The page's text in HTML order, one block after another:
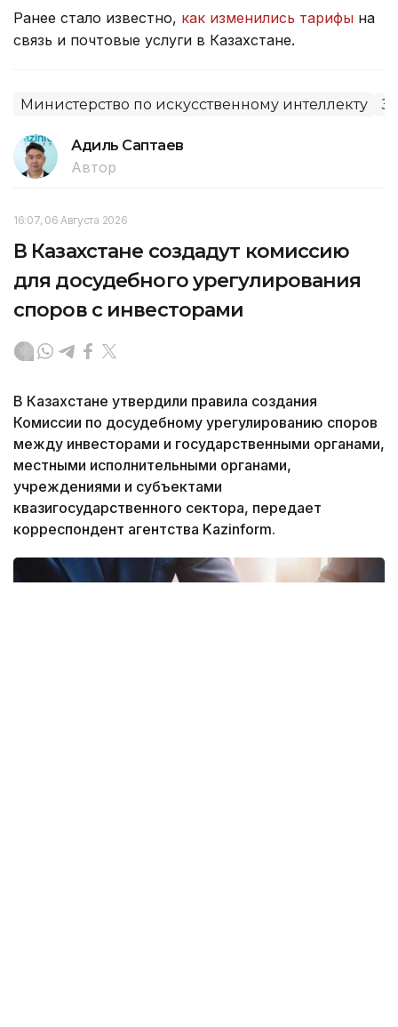
Ранее стало известно, как изменились тарифы на
связь и почтовые услуги в Казахстане.
Министерство по искусственному интеллекту
Адиль Саптаев
Автор
16:07, 06 Августа 2026
В Казахстане создадут комиссию
для досудебного урегулирования
споров с инвесторами
В Казахстане утвердили правила создания
Комиссии по досудебному урегулированию споров
между инвесторами и государственными органами,
местными исполнительными органами,
учреждениями и субъектами
квазигосударственного сектора, передает
корреспондент агентства Kazinform.